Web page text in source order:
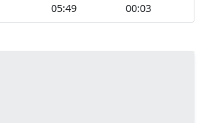
05:49 00:03